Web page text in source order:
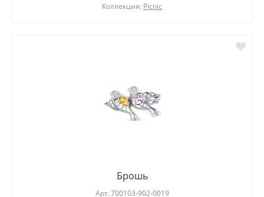
Коллекция: Picnic
Брошь
Арт. 700103-902-0019